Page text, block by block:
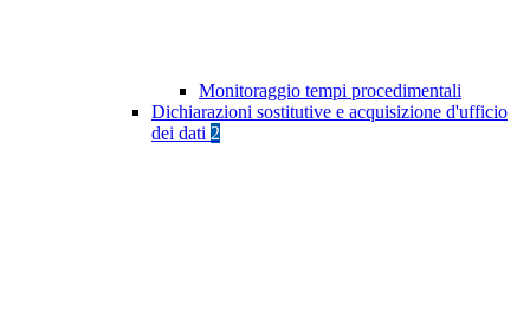
Monitoraggio tempi procedimentali
Dichiarazioni sostitutive e acquisizione d'ufficio
dei dati 2